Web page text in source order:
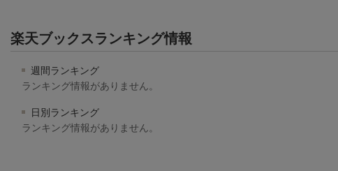
楽天ブックスランキング情報
週間ランキング
ランキング情報がありません。
日別ランキング
ランキング情報がありません。